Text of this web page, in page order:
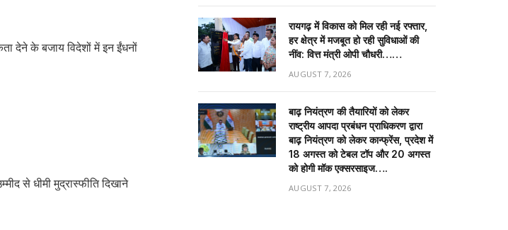
देने के बजाय विदेशों में इन ईंधनों
से धीमी मुद्रास्फीति दिखाने
रायगढ़ में विकास को मिल रही नई रफ्तार,
हर क्षेत्र में मजबूत हो रही सुविधाओं की
नींव: वित्त मंत्री ओपी चौधरी……
AUGUST 7, 2026
बाढ़ नियंत्रण की तैयारियों को लेकर
राष्ट्रीय आपदा प्रबंधन प्राधिकरण द्वारा
बाढ़ नियंत्रण को लेकर कान्फ्रेंस, प्रदेश में
18 अगस्त को टेबल टॉप और 20 अगस्त
को होगी मॉक एक्सरसाइज….
AUGUST 7, 2026